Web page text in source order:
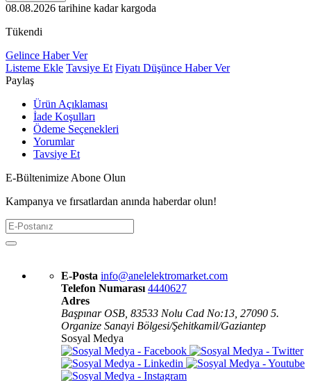
08.08.2026 tarihine kadar kargoda
Tükendi
Gelince Haber Ver
Listeme Ekle Tavsiye Et Fiyatı Düşünce Haber Ver
Paylaş
Ürün Açıklaması
İade Koşulları
Ödeme Seçenekleri
Yorumlar
Tavsiye Et
E-Bültenimize Abone Olun
Kampanya ve fırsatlardan anında haberdar olun!
E-Posta info@anelelektromarket.com
Telefon Numarası 4440627
Adres
Başpınar OSB, 83533 Nolu Cad No:13, 27090 5.
Organize Sanayi Bölgesi/Şehitkamil/Gaziantep
Sosyal Medya